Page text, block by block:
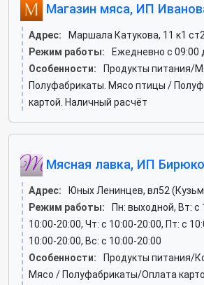
Магазин мяса, ИП
Адрес:
Маршала Катукова, 11 к1
Режим работы:
Ежедневно с 09:00
Особенности:
Продукты питания/
Полуфабрикаты. Мясо птицы /
картой. Наличный расчёт
Мясная лавка, ИП
Адрес:
Юных Ленинцев, вл52
Режим работы:
Пн: выходной, Вт: c
10:00-20:00, Чт: c 10:00-20:00, Пт: c
10:00-20:00, Вс: c 10:00-20:00
Особенности:
Продукты питания/
Мясо / Полуфабрикаты/Оплата